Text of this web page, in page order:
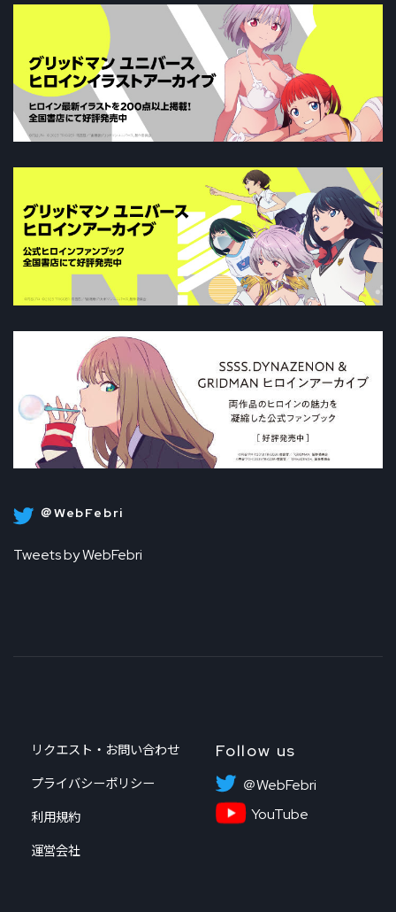
＠WebFebri
Tweets by WebFebri
リクエスト・お問い合わせ
プライバシーポリシー
利用規約
運営会社
Follow us
＠WebFebri
YouTube